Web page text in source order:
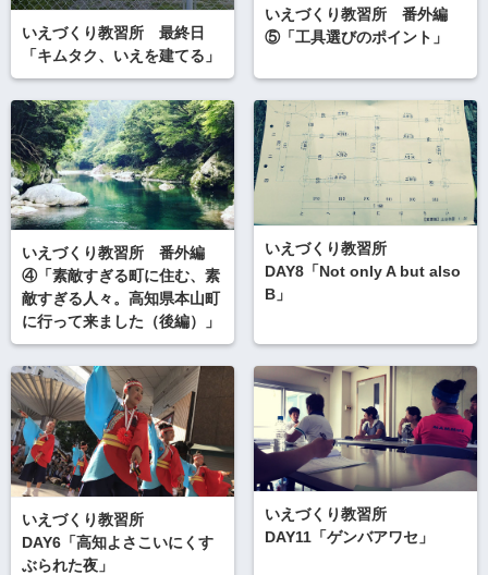
いえづくり教習所 最終日
「キムタク、いえを建てる」
いえづくり教習所 番外編
⑤「工具選びのポイント」
いえづくり教習所 番外編
④「素敵すぎる町に住む、素
敵すぎる人々。高知県本山町
に行って来ました（後編）」
いえづくり教習所
DAY8「Not only A but also
B」
いえづくり教習所
DAY6「高知よさこいにくす
ぶられた夜」
いえづくり教習所
DAY11「ゲンバアワセ」